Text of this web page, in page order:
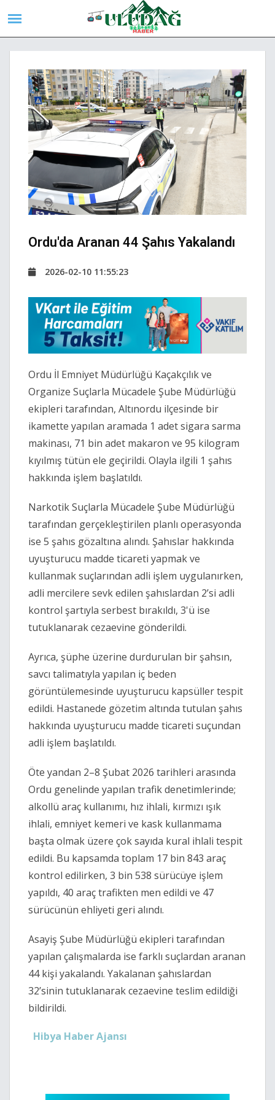
Ordu'da Aranan 44 Şahıs Yakalandı
2026-02-10 11:55:23
Ordu İl Emniyet Müdürlüğü Kaçakçılık ve
Organize Suçlarla Mücadele Şube Müdürlüğü
ekipleri tarafından, Altınordu ilçesinde bir
ikamette yapılan aramada 1 adet sigara sarma
makinası, 71 bin adet makaron ve 95 kilogram
kıyılmış tütün ele geçirildi. Olayla ilgili 1 şahıs
hakkında işlem başlatıldı.
Narkotik Suçlarla Mücadele Şube Müdürlüğü
tarafından gerçekleştirilen planlı operasyonda
ise 5 şahıs gözaltına alındı. Şahıslar hakkında
uyuşturucu madde ticareti yapmak ve
kullanmak suçlarından adli işlem uygulanırken,
adli mercilere sevk edilen şahıslardan 2’si adli
kontrol şartıyla serbest bırakıldı, 3'ü ise
tutuklanarak cezaevine gönderildi.
Ayrıca, şüphe üzerine durdurulan bir şahsın,
savcı talimatıyla yapılan iç beden
görüntülemesinde uyuşturucu kapsüller tespit
edildi. Hastanede gözetim altında tutulan şahıs
hakkında uyuşturucu madde ticareti suçundan
adli işlem başlatıldı.
Öte yandan 2–8 Şubat 2026 tarihleri arasında
Ordu genelinde yapılan trafik denetimlerinde;
alkollü araç kullanımı, hız ihlali, kırmızı ışık
ihlali, emniyet kemeri ve kask kullanmama
başta olmak üzere çok sayıda kural ihlali tespit
edildi. Bu kapsamda toplam 17 bin 843 araç
kontrol edilirken, 3 bin 538 sürücüye işlem
yapıldı, 40 araç trafikten men edildi ve 47
sürücünün ehliyeti geri alındı.
Asayiş Şube Müdürlüğü ekipleri tarafından
yapılan çalışmalarda ise farklı suçlardan aranan
44 kişi yakalandı. Yakalanan şahıslardan
32’sinin tutuklanarak cezaevine teslim edildiği
bildirildi.
Hibya Haber Ajansı